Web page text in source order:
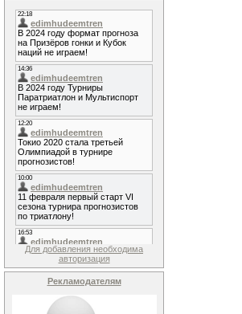
Для добавления необходима
авторизация
Рекламодателям